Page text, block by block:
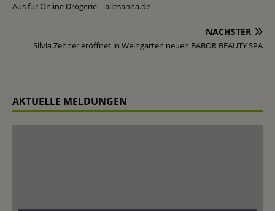
Aus für Online Drogerie – allesanna.de
NÄCHSTER
Silvia Zehner eröffnet in Weingarten neuen BABOR BEAUTY SPA
AKTUELLE MELDUNGEN